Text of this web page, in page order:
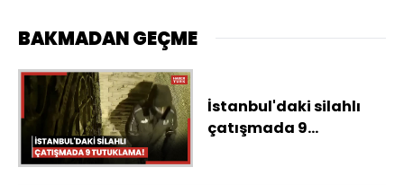
BAKMADAN GEÇME
İstanbul'daki silahlı
çatışmada 9